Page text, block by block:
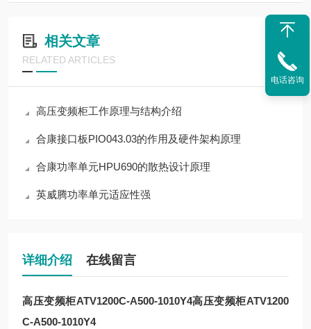
相关文章
RELATED ARTICLES
高压变频柜工作原理与结构介绍
合康接口板PIO043.03的作用及硬件架构原理
合康功率单元HPU690的散热设计原理
英威腾功率单元适应性强
详细介绍 在线留言
高压变频柜ATV1200C-A500-1010Y4高压变频柜ATV1200
C-A500-1010Y4
电话咨询